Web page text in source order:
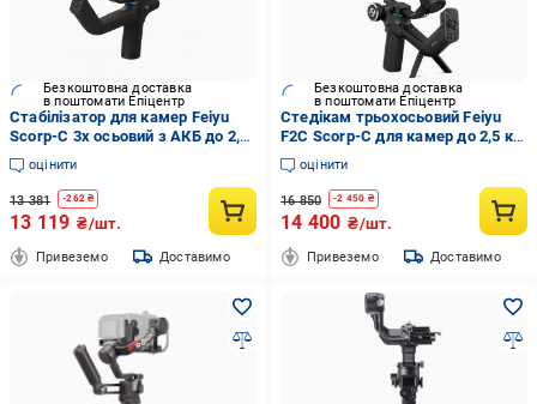
Безкоштовна доставка
в поштомати Епіцентр
Стабілізатор для камер Feiyu
Scorp-C 3х осьовий з АКБ до 2,5
кг (2577)
оцінити
13 381 -262 ₴
13 119 ₴/шт.
Привеземо Доставимо
Безкоштовна доставка
в поштомати Епіцентр
Стедікам трьохосьовий Feiyu
F2C Scorp-C для камер до 2,5 кг
2500 mAh Black (536112)
оцінити
16 850 -2 450 ₴
14 400 ₴/шт.
Привеземо Доставимо